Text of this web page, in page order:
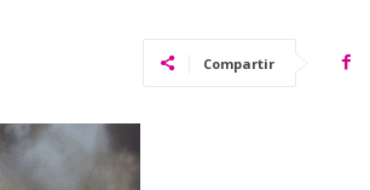
Compartir